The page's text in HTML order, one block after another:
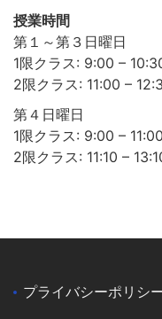
授業時間
第１～第３日曜日
1限クラス: 9:00 –
2限クラス: 11:00 –
第４日曜日
1限クラス: 9:00 – 11:00
2限クラス: 11:10 –
プライバシーポリシ